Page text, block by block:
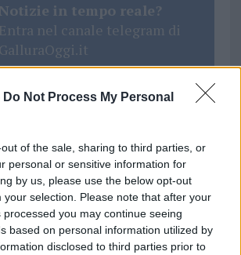
Do Not Process My Personal
of the sale, sharing to third parties, or
personal or sensitive information for
by us, please use the below opt-out
your selection. Please note that after your
you may continue seeing
based on personal information utilized by
disclosed to third parties prior to
Notizie in tempo reale?
Entra nel canale telegram di
GalluraOggi.it
le nostre ultime news
Google News